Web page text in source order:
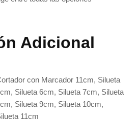
Adicional
con Marcador 11cm, Silueta
Silueta 6cm, Silueta 7cm, Silueta
Silueta 9cm, Silueta 10cm,
11cm